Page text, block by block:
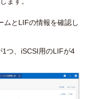
ムとLIFの情報を確認し
つ、iSCSI用のLIFが4